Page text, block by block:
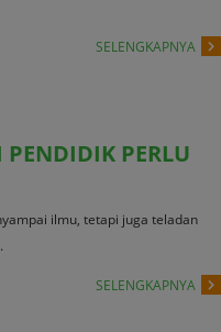
SELENGKAPNYA
PENDIDIK PERLU
ilmu, tetapi juga teladan
SELENGKAPNYA